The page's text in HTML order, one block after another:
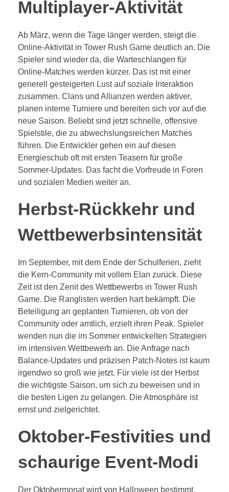
Multiplayer-Aktivität
Ab März, wenn die Tage länger werden, steigt die
Online-Aktivität in Tower Rush Game deutlich an. Die
Spieler sind wieder da, die Warteschlangen für
Online-Matches werden kürzer. Das ist mit einer
generell gesteigerten Lust auf soziale Interaktion
zusammen. Clans und Allianzen werden aktiver,
planen interne Turniere und bereiten sich vor auf die
neue Saison. Beliebt sind jetzt schnelle, offensive
Spielstile, die zu abwechslungsreichen Matches
führen. Die Entwickler gehen ein auf diesen
Energieschub oft mit ersten Teasern für große
Sommer-Updates. Das facht die Vorfreude in Foren
und sozialen Medien weiter an.
Herbst-Rückkehr und
Wettbewerbsintensität
Im September, mit dem Ende der Schulferien, zieht
die Kern-Community mit vollem Elan zurück. Diese
Zeit ist den Zenit des Wettbewerbs in Tower Rush
Game. Die Ranglisten werden hart bekämpft. Die
Beteiligung an geplanten Turnieren, ob von der
Community oder amtlich, erzielt ihren Peak. Spieler
wenden nun die im Sommer entwickelten Strategien
im intensiven Wettbewerb an. Die Anfrage nach
Balance-Updates und präzisen Patch-Notes ist kaum
irgendwo so groß wie jetzt. Für viele ist der Herbst
die wichtigste Saison, um sich zu beweisen und in
die besten Ligen zu gelangen. Die Atmosphäre ist
ernst und zielgerichtet.
Oktober-Festivities und
schaurige Event-Modi
Der Oktobermonat wird von Halloween bestimmt.